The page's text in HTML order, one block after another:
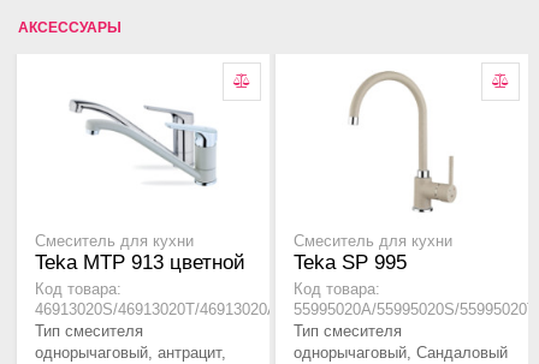
АКСЕССУАРЫ
Смеситель для кухни
Teka MTP 913 цветной
Код товара:
46913020S/46913020T/46913020A
Тип смесителя
однорычаговый, антрацит,
Смеситель для кухни
Teka SP 995
Код товара:
55995020A/55995020S/
Тип смесителя
однорычаговый, Сандаловый